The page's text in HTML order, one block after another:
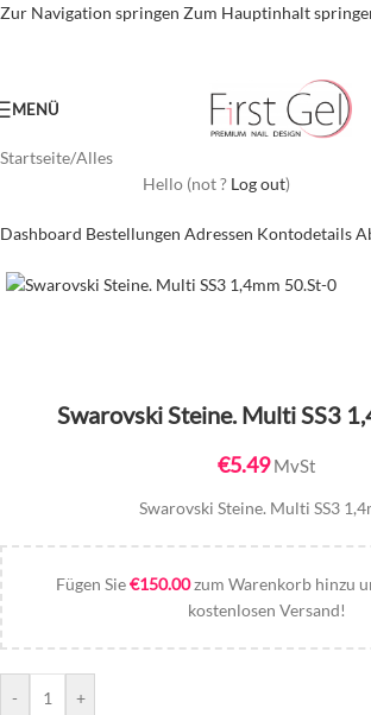
Zur Navigation springen Zum Hauptinhalt
MENÜ
Startseite/Alles
Hello (not? Log out)
Dashboard Bestellungen Adressen Kontodetails
Swarovski Steine. Multi SS3
€5.49 MvSt
Swarovski Steine. Multi SS3
Fügen Sie€150.00zum Warenkorb hinzu
kostenlosen Versand!
- +